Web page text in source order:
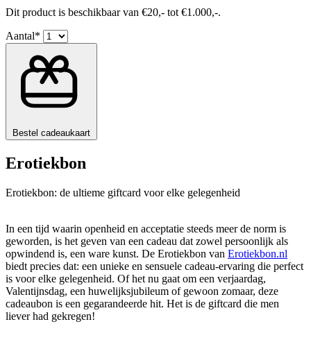
Dit product is beschikbaar van €20,- tot €1.000,-.
Aantal*
Bestel cadeaukaart
Erotiekbon
Erotiekbon: de ultieme giftcard voor elke gelegenheid
In een tijd waarin openheid en acceptatie steeds meer de norm is
geworden, is het geven van een cadeau dat zowel persoonlijk als
opwindend is, een ware kunst. De Erotiekbon van Erotiekbon.nl
biedt precies dat: een unieke en sensuele cadeau-ervaring die perfect
is voor elke gelegenheid. Of het nu gaat om een verjaardag,
Valentijnsdag, een huwelijksjubileum of gewoon zomaar, deze
cadeaubon is een gegarandeerde hit. Het is de giftcard die men
liever had gekregen!